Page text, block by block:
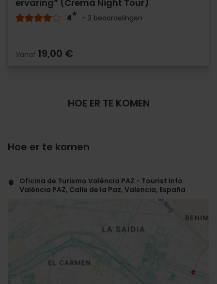
ervaring” (Cremà Night Tour)
4 - 3 beoordelingen
Vanaf 19,00 €
HOE ER TE KOMEN
Hoe er te komen
Oficina de Turismo València PAZ - Tourist Info
València PAZ, Calle de la Paz, Valencia, España